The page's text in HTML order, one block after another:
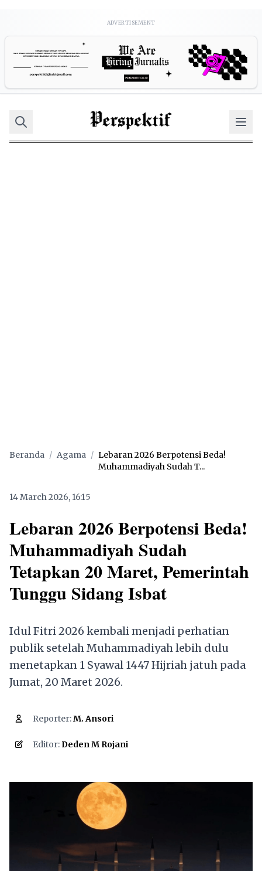
ADVERTISEMENT
Beranda / Agama / Lebaran 2026 Berpotensi Beda!
Muhammadiyah Sudah T...
14 March 2026, 16:15
Lebaran 2026 Berpotensi Beda!
Muhammadiyah Sudah
Tetapkan 20 Maret, Pemerintah
Tunggu Sidang Isbat
Idul Fitri 2026 kembali menjadi perhatian
publik setelah Muhammadiyah lebih dulu
menetapkan 1 Syawal 1447 Hijriah jatuh pada
Jumat, 20 Maret 2026.
Reporter:M. Ansori
Editor:Deden M Rojani